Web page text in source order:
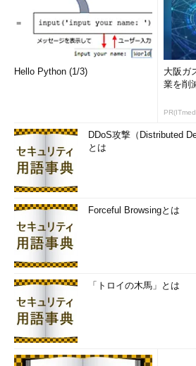
Hello Python (1/3)
大阪ガ
業を削
DDoS攻撃（Distributed
とは
Forceful Browsingとは
「トロイの木馬」とは